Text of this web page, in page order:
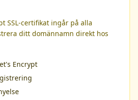
SSL-certifikat ingår på alla
ditt domännamn direkt hos
Encrypt